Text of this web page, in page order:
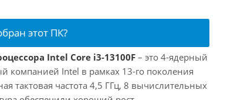
этот ПК?
Intel Core i3-13100F – это 4-ядерный
компанией Intel в рамках 13-го поколения
тактовая частота 4,5 ГГц, 8 вычислительных